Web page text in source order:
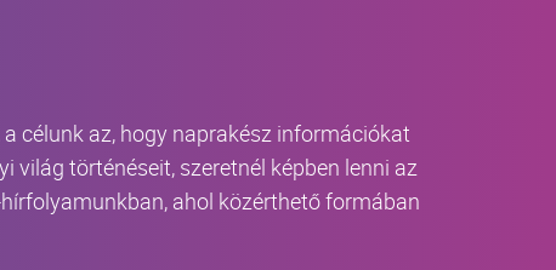
célunk az, hogy naprakész információkat
világ történéseit, szeretnél képben lenni az
ahol közérthető formában